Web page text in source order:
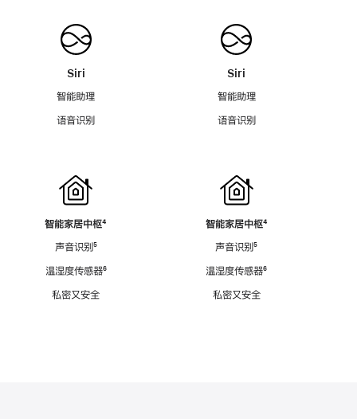
Siri
智能助理
语音识别
智能家居中枢脚
⁴
声音识别脚
⁵
温湿度传感器脚
⁶
私密又安全
Siri
智能助理
语音识别
智能家居中枢脚
⁴
声音识别脚
⁵
温湿度传感器脚
⁶
私密又安全